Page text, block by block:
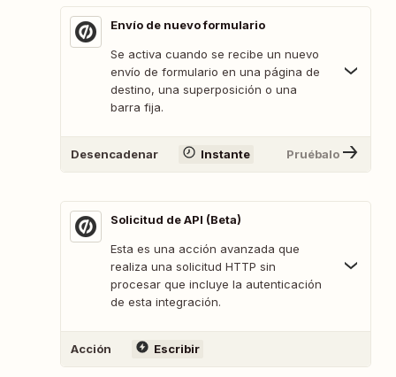
Envío de nuevo formulario
Se activa cuando se recibe un nuevo
envío de formulario en una página de
destino, una superposición o una
barra fija.
Desencadenar Instante Pruébalo
Solicitud de API (Beta)
Esta es una acción avanzada que
realiza una solicitud HTTP sin
procesar que incluye la autenticación
de esta integración.
Acción Escribir